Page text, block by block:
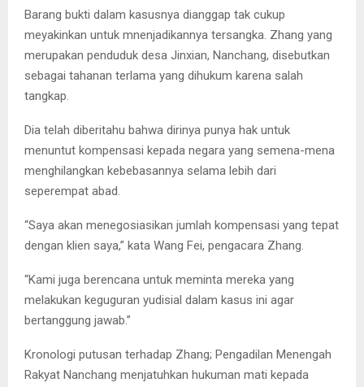
Barang bukti dalam kasusnya dianggap tak cukup
meyakinkan untuk mnenjadikannya tersangka. Zhang yang
merupakan penduduk desa Jinxian, Nanchang, disebutkan
sebagai tahanan terlama yang dihukum karena salah
tangkap.
Dia telah diberitahu bahwa dirinya punya hak untuk
menuntut kompensasi kepada negara yang semena-mena
menghilangkan kebebasannya selama lebih dari
seperempat abad.
“Saya akan menegosiasikan jumlah kompensasi yang tepat
dengan klien saya,” kata Wang Fei, pengacara Zhang.
“Kami juga berencana untuk meminta mereka yang
melakukan keguguran yudisial dalam kasus ini agar
bertanggung jawab.”
Kronologi putusan terhadap Zhang; Pengadilan Menengah
Rakyat Nanchang menjatuhkan hukuman mati kepada